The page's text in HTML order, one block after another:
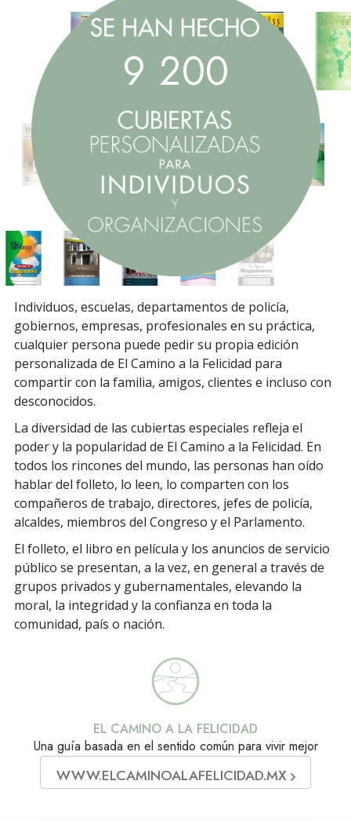
9 200
Individuos, escuelas, departamentos de policía,
gobiernos, empresas, profesionales en su práctica,
cualquier persona puede pedir su propia edición
personalizada de El Camino a la Felicidad para
compartir con la familia, amigos, clientes e incluso con
desconocidos.
La diversidad de las cubiertas especiales refleja el
poder y la popularidad de El Camino a la Felicidad. En
todos los rincones del mundo, las personas han oído
hablar del folleto, lo leen, lo comparten con los
compañeros de trabajo, directores, jefes de policía,
alcaldes, miembros del Congreso y el Parlamento.
El folleto, el libro en película y los anuncios de servicio
público se presentan, a la vez, en general a través de
grupos privados y gubernamentales, elevando la
moral, la integridad y la confianza en toda la
comunidad, país o nación.
EL CAMINO A LA FELICIDAD
Una guía basada en el sentido común para vivir mejor
WWW.ELCAMINOALAFELICIDAD.MX